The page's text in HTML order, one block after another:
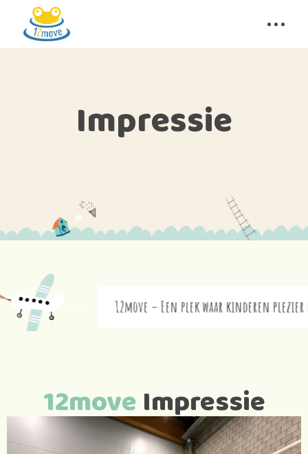
Impressie
Een plek waar kinderen plezier hebben en leren
12move Impressie